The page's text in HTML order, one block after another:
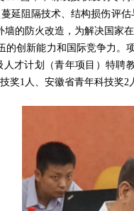
延阻隔技术、结构损伤评
的防火改造，为解决国家
创新能力和国际竞争力。
才计划（青年项目）特
奖1人、安徽省青年科技奖